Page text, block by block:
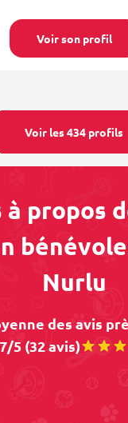
Voir son profil
Voir les 434 profils
à propos
Nurlu
des avis
5 (32 avis)